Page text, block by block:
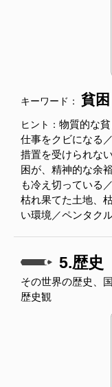
キーワード： 貧困
ヒント： 物質的な
仕事をクビになる
措置を受けられな
困が、精神的な余
も冷え切っている
枯れ果てた土地、
い環境／ペンタク
5.歴史
その世界の歴史、
歴史観